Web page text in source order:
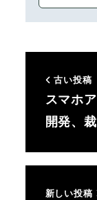
古い投稿
スマホ
開発、
新しい投稿